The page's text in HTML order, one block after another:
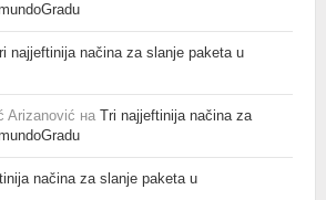
najjeftinija načina za slanje paketa u
Arizanović на Tri najjeftinija načina za
načina za slanje paketa u